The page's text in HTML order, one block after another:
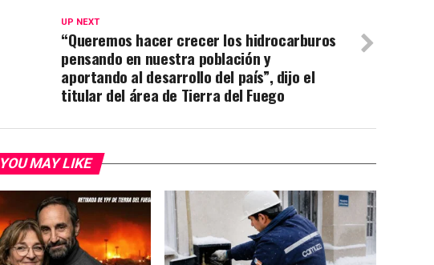
UP NEXT
“Queremos hacer crecer los hidrocarburos
pensando en nuestra población y
aportando al desarrollo del país”, dijo el
titular del área de Tierra del Fuego
YOU MAY LIKE